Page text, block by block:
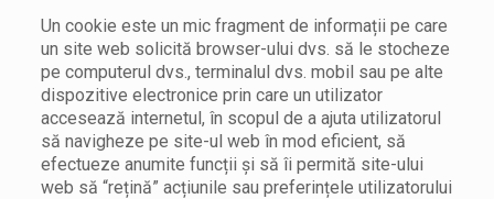
Un cookie este un mic fragment de informații pe care
un site web solicită browser-ului dvs. să le stocheze
pe computerul dvs., terminalul dvs. mobil sau pe alte
dispozitive electronice prin care un utilizator
accesează internetul, în scopul de a ajuta utilizatorul
să navigheze pe site-ul web în mod eficient, să
efectueze anumite funcții și să îi permită site-ului
web să “rețină” acțiunile sau preferințele utilizatorului